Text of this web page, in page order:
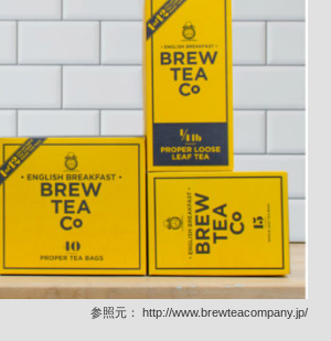
参照元： http://www.brewteacompany.jp/